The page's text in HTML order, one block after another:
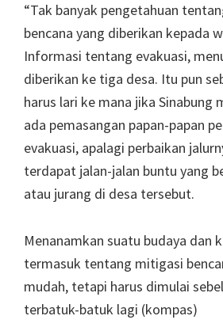
“Tak banyak pengetahuan
bencana yang diberikan kepada
Informasi tentang evakuasi,
diberikan ke tiga desa. Itu pun
harus lari ke mana jika Sinabung
ada pemasangan papan-papan
evakuasi, apalagi perbaikan
terdapat jalan-jalan buntu yang
atau jurang di desa tersebut.
Menanamkan suatu budaya dan
termasuk tentang mitigasi
mudah, tetapi harus dimulai
terbatuk-batuk lagi (kompas)